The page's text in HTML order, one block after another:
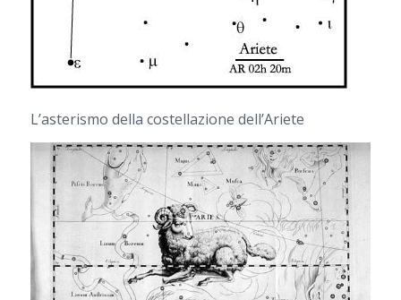
L’asterismo della costellazione dell’Ariete